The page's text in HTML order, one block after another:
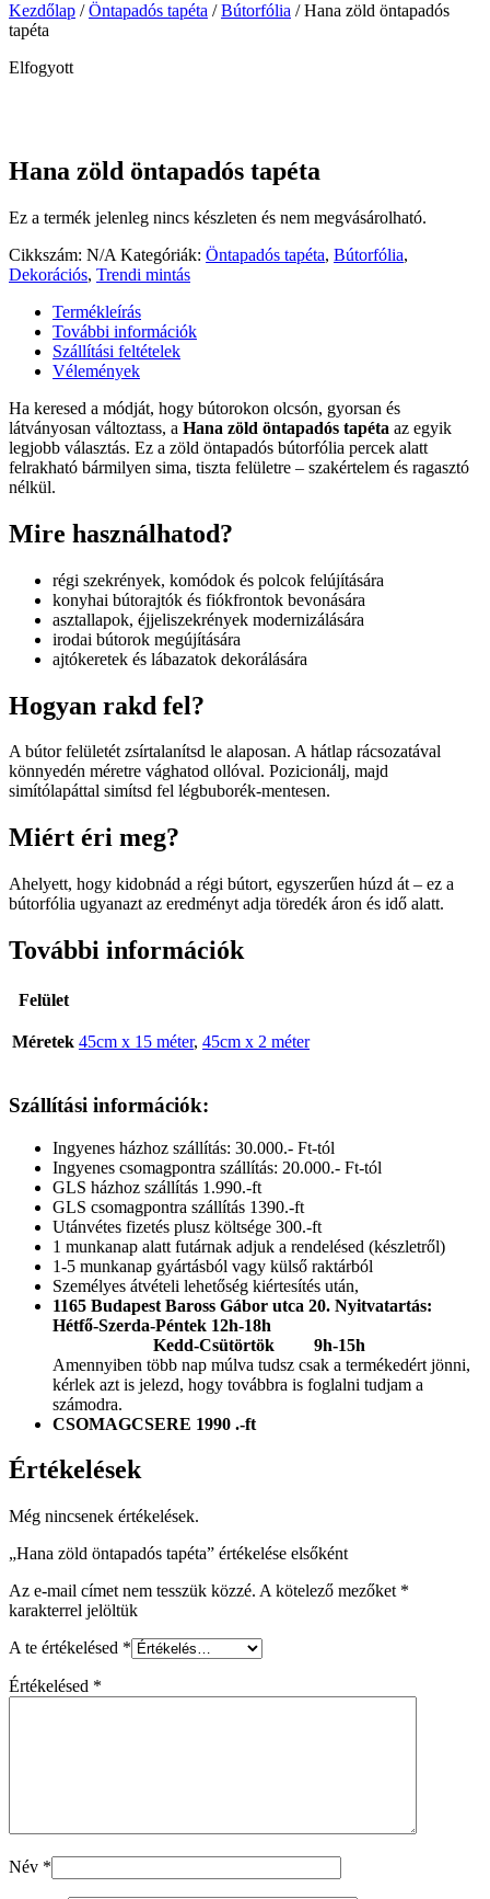
Kezdőlap /Öntapadós tapéta /Bútorfólia / Hana zöld öntapadós
tapéta
Elfogyott
Hana zöld öntapadós tapéta
Ez a termék jelenleg nincs készleten és nem megvásárolható.
Cikkszám: N/A Kategóriák: Öntapadós tapéta, Bútorfólia,
Dekorációs, Trendi mintás
Termékleírás
További információk
Szállítási feltételek
Vélemények
Ha keresed a módját, hogy bútorokon olcsón, gyorsan és
látványosan változtass, a Hana zöld öntapadós tapéta az egyik
legjobb választás. Ez a zöld öntapadós bútorfólia percek alatt
felrakható bármilyen sima, tiszta felületre – szakértelem és ragasztó
nélkül.
Mire használhatod?
régi szekrények, komódok és polcok felújítására
konyhai bútorajtók és fiókfrontok bevonására
asztallapok, éjjeliszekrények modernizálására
irodai bútorok megújítására
ajtókeretek és lábazatok dekorálására
Hogyan rakd fel?
A bútor felületét zsírtalanítsd le alaposan. A hátlap rácsozatával
könnyedén méretre vághatod ollóval. Pozicionálj, majd
simítólapáttal simítsd fel légbuborék-mentesen.
Miért éri meg?
Ahelyett, hogy kidobnád a régi bútort, egyszerűen húzd át – ez a
bútorfólia ugyanazt az eredményt adja töredék áron és idő alatt.
További információk
Felület
Méretek 45cm x 15 méter, 45cm x 2 méter
Szállítási információk:
Ingyenes házhoz szállítás: 30.000.- Ft-tól
Ingyenes csomagpontra szállítás: 20.000.- Ft-tól
GLS házhoz szállítás 1.990.-ft
GLS csomagpontra szállítás 1390.-ft
Utánvétes fizetés plusz költsége 300.-ft
1 munkanap alatt futárnak adjuk a rendelésed (készletről)
1-5 munkanap gyártásból vagy külső raktárból
Személyes átvételi lehetőség kiértesítés után,
1165 Budapest Baross Gábor utca 20. Nyitvatartás:
Hétfő-Szerda-Péntek 12h-18h
Kedd-Csütörtök 9h-15h
Amennyiben több nap múlva tudsz csak a termékedért jönni,
kérlek azt is jelezd, hogy továbbra is foglalni tudjam a
számodra.
CSOMAGCSERE 1990 .-ft
Értékelések
Még nincsenek értékelések.
„Hana zöld öntapadós tapéta” értékelése elsőként
Az e-mail címet nem tesszük közzé. A kötelező mezőket *
karakterrel jelöltük
A te értékelésed *
Értékelésed *
Név *